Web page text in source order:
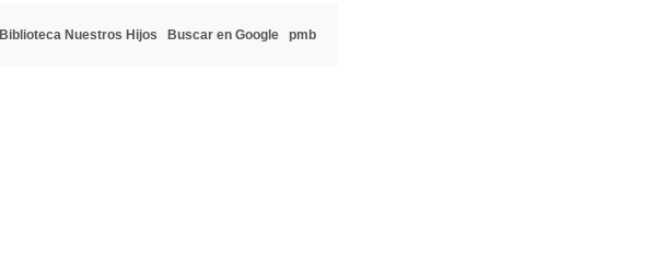
Biblioteca Nuestros Hijos Buscar en Google pmb